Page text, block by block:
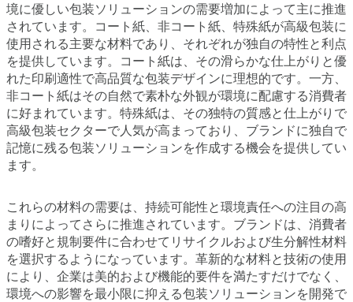
境に優しい包装ソリューションの需要増加によって主に推進
されています。コート紙、非コート紙、特殊紙が高級包装に
使用される主要な材料であり、それぞれが独自の特性と利点
を提供しています。コート紙は、その滑らかな仕上がりと優
れた印刷適性で高品質な包装デザインに理想的です。一方、
非コート紙はその自然で素朴な外観が環境に配慮する消費者
に好まれています。特殊紙は、その独特の質感と仕上がりで
高級包装セクターで人気が高まっており、ブランドに独自で
記憶に残る包装ソリューションを作成する機会を提供してい
ます。
これらの材料の需要は、持続可能性と環境責任への注目の高
まりによってさらに推進されています。ブランドは、消費者
の嗜好と規制要件に合わせてリサイクルおよび生分解性材料
を選択するようになっています。革新的な材料と技術の使用
により、企業は美的および機能的要件を満たすだけでなく、
環境への影響を最小限に抑える包装ソリューションを開発で